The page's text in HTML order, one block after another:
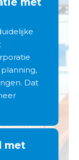
Dat
met